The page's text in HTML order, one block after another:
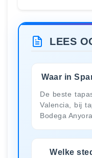
LEES
Waar in
De beste
Valencia, bij
Bodega
Welke